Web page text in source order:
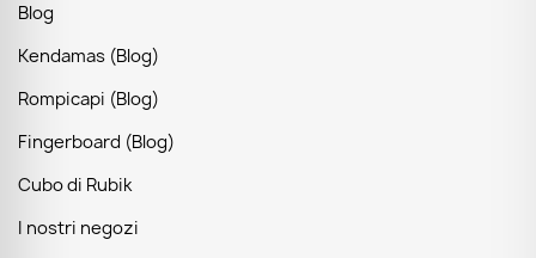
Blog
Kendamas (Blog)
Rompicapi (Blog)
Fingerboard (Blog)
Cubo di Rubik
I nostri negozi